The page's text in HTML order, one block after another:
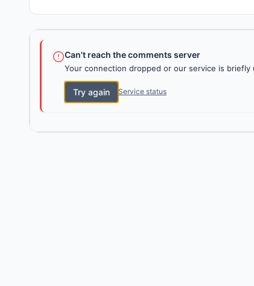
Can't reach the comments server
Your connection dropped or our service is
Try again Service status